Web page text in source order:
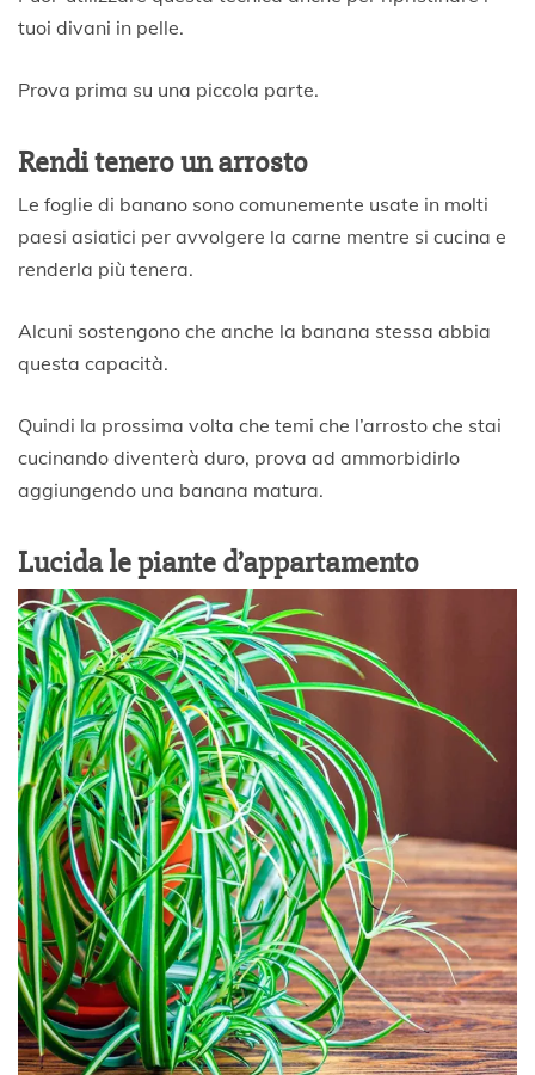
tuoi divani in pelle.
Prova prima su una piccola parte.
Rendi tenero un arrosto
Le foglie di banano sono comunemente usate in molti
paesi asiatici per avvolgere la carne mentre si cucina e
renderla più tenera.
Alcuni sostengono che anche la banana stessa abbia
questa capacità.
Quindi la prossima volta che temi che l’arrosto che stai
cucinando diventerà duro, prova ad ammorbidirlo
aggiungendo una banana matura.
Lucida le piante d’appartamento